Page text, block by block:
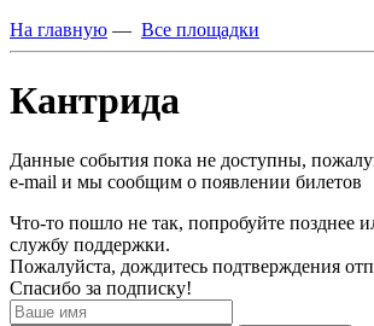
На главную — Все площадки
Кантрида
Данные события пока не доступны,
e-mail и мы сообщим о появлении билетов
Что-то пошло не так, попробуйте позднее
службу поддержки.
Пожалуйста, дождитесь подтверждения
Спасибо за подписку!